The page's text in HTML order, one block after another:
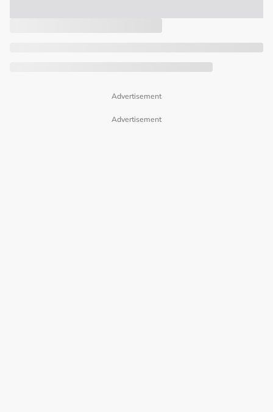
Advertisement
Advertisement